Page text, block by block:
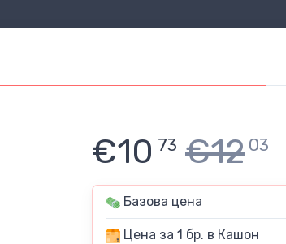
€10 73 €12 03
Базова цена
Цена за 1 бр. в Кашон